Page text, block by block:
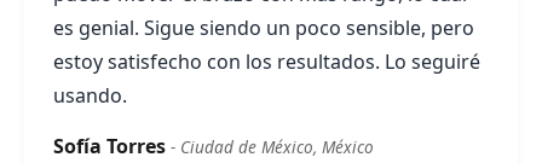
es genial. Sigue siendo un poco sensible, pero
estoy satisfecho con los resultados. Lo seguiré
usando.
Sofía Torres - Ciudad de México, México